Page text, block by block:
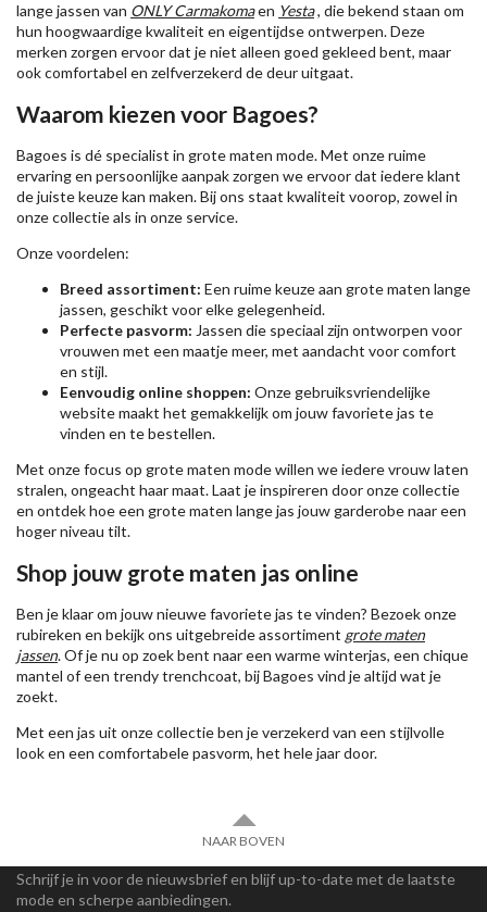
lange jassen van ONLY Carmakomaen Yesta, die bekend staan om
hun hoogwaardige kwaliteit en eigentijdse ontwerpen. Deze
merken zorgen ervoor dat je niet alleen goed gekleed bent, maar
ook comfortabel en zelfverzekerd de deur uitgaat.
Waarom kiezen voor Bagoes?
Bagoes is dé specialist in grote maten mode. Met onze ruime
ervaring en persoonlijke aanpak zorgen we ervoor dat iedere klant
de juiste keuze kan maken. Bij ons staat kwaliteit voorop, zowel in
onze collectie als in onze service.
Onze voordelen:
Breed assortiment: Een ruime keuze aan grote maten lange
jassen, geschikt voor elke gelegenheid.
Perfecte pasvorm: Jassen die speciaal zijn ontworpen voor
vrouwen met een maatje meer, met aandacht voor comfort
en stijl.
Eenvoudig online shoppen: Onze gebruiksvriendelijke
website maakt het gemakkelijk om jouw favoriete jas te
vinden en te bestellen.
Met onze focus op grote maten mode willen we iedere vrouw laten
stralen, ongeacht haar maat. Laat je inspireren door onze collectie
en ontdek hoe een grote maten lange jas jouw garderobe naar een
hoger niveau tilt.
Shop jouw grote maten jas online
Ben je klaar om jouw nieuwe favoriete jas te vinden? Bezoek onze
rubireken en bekijk ons uitgebreide assortiment grote maten
jassen. Of je nu op zoek bent naar een warme winterjas, een chique
mantel of een trendy trenchcoat, bij Bagoes vind je altijd wat je
zoekt.
Met een jas uit onze collectie ben je verzekerd van een stijlvolle
look en een comfortabele pasvorm, het hele jaar door.
NAAR BOVEN
Schrijf je in voor de nieuwsbrief en blijf up-to-date met de laatste
mode en scherpe aanbiedingen.